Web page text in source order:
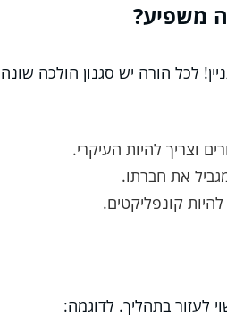
משפיע?
לכל הורה יש סגנון הולכה
וצריך להיות העיקרי.
את חברתו.
קונפליקטים.
לעזור בתהליך. לדוגמה: